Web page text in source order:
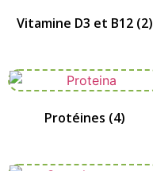
Vitamine D3 et B12 (2)
Protéines (4)